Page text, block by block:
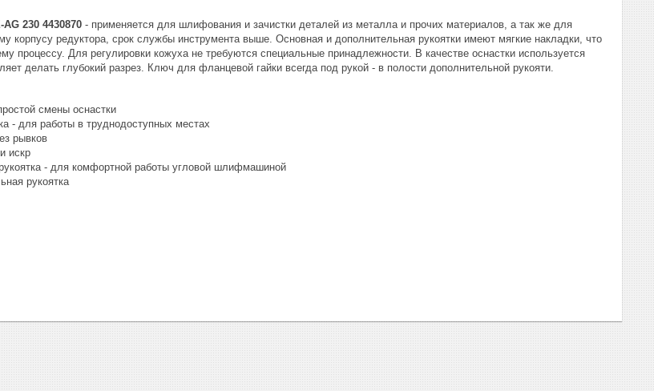
230 4430870 - применяется для шлифования и зачистки деталей из металла и прочих материалов, а так же для
корпусу редуктора, срок службы инструмента выше. Основная и дополнительная рукоятки имеют мягкие накладки, что
процессу. Для регулировки кожуха не требуются специальные принадлежности. В качестве оснастки используется
делать глубокий разрез. Ключ для фланцевой гайки всегда под рукой - в полости дополнительной рукояти.
смены оснастки
- для работы в труднодоступных местах
рывков
искр
- для комфортной работы угловой шлифмашиной
рукоятка